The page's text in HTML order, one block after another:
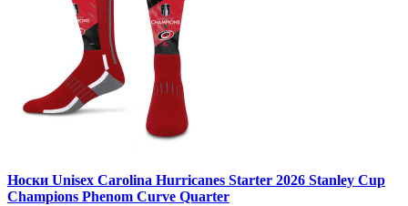
Носки Unisex Carolina Hurricanes Starter 2026 Stanley Cup
Champions Phenom Curve Quarter